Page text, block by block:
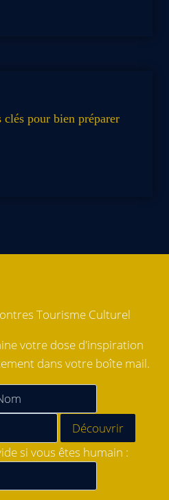
pour bien préparer
Tourisme Culturel
votre dose d'inspiration
dans votre boîte mail.
si vous êtes humain :